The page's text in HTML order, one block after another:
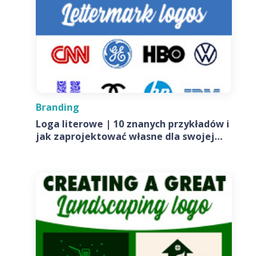
Branding
Loga literowe | 10 znanych przykładów i
jak zaprojektować własne dla swojej